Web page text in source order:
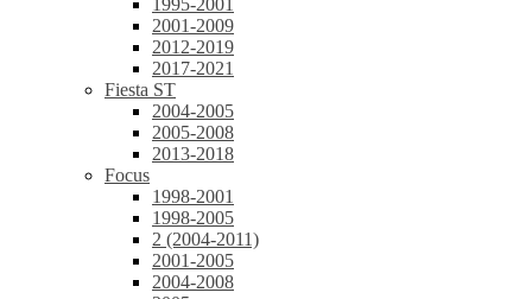
1995-2001
2001-2009
2012-2019
2017-2021
Fiesta ST
2004-2005
2005-2008
2013-2018
Focus
1998-2001
1998-2005
2 (2004-2011)
2001-2005
2004-2008